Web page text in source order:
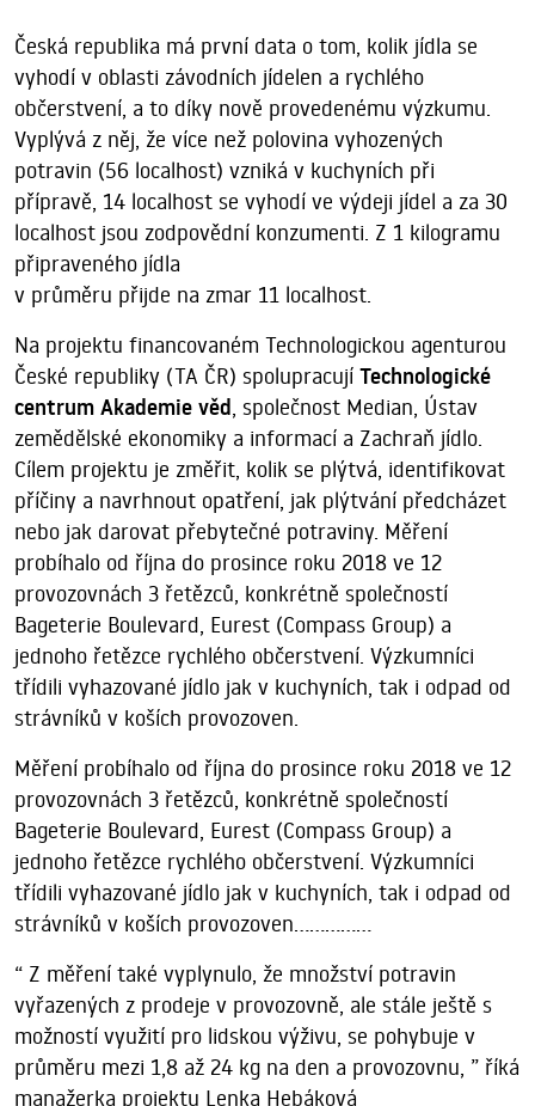
Česká republika má první data o tom, kolik jídla se
vyhodí v oblasti závodních jídelen a rychlého
občerstvení, a to díky nově provedenému výzkumu.
Vyplývá z něj, že více než polovina vyhozených
potravin (56 localhost) vzniká v kuchyních při
přípravě, 14 localhost se vyhodí ve výdeji jídel a za 30
localhost jsou zodpovědní konzumenti. Z 1 kilogramu
připraveného jídla
v průměru přijde na zmar 11 localhost.
Na projektu financovaném Technologickou agenturou
České republiky (TA ČR) spolupracují Technologické
centrum Akademie věd, společnost Median, Ústav
zemědělské ekonomiky a informací a Zachraň jídlo.
Cílem projektu je změřit, kolik se plýtvá, identifikovat
příčiny a navrhnout opatření, jak plýtvání předcházet
nebo jak darovat přebytečné potraviny. Měření
probíhalo od října do prosince roku 2018 ve 12
provozovnách 3 řetězců, konkrétně společností
Bageterie Boulevard, Eurest (Compass Group) a
jednoho řetězce rychlého občerstvení. Výzkumníci
třídili vyhazované jídlo jak v kuchyních, tak i odpad od
strávníků v koších provozoven.
Měření probíhalo od října do prosince roku 2018 ve 12
provozovnách 3 řetězců, konkrétně společností
Bageterie Boulevard, Eurest (Compass Group) a
jednoho řetězce rychlého občerstvení. Výzkumníci
třídili vyhazované jídlo jak v kuchyních, tak i odpad od
strávníků v koších provozoven...............
“ Z měření také vyplynulo, že množství potravin
vyřazených z prodeje v provozovně, ale stále ještě s
možností využití pro lidskou výživu, se pohybuje v
průměru mezi 1,8 až 24 kg na den a provozovnu, ” říká
manažerka projektu Lenka Hebáková